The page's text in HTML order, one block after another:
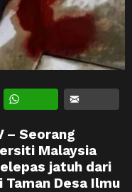
– Seorang
Malaysia
jatuh dari
Desa Ilmu